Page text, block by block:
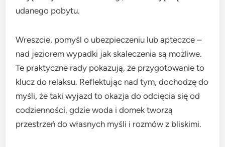
udanego pobytu.
Wreszcie, pomyśl o ubezpieczeniu lub apteczce –
nad jeziorem wypadki jak skaleczenia są możliwe.
Te praktyczne rady pokazują, że przygotowanie to
klucz do relaksu. Reflektując nad tym, dochodzę do
myśli, że taki wyjazd to okazja do odcięcia się od
codzienności, gdzie woda i domek tworzą
przestrzeń do własnych myśli i rozmów z bliskimi.